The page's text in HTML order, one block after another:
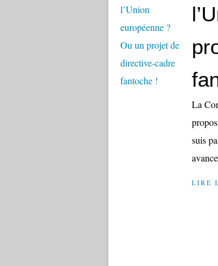
La
suis
LIRE